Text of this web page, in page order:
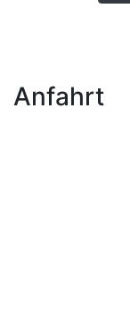
Anfahrt